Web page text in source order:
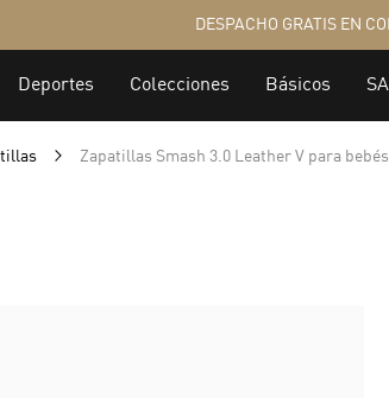
Zapatillas Smash 3.0 Leather V para bebés